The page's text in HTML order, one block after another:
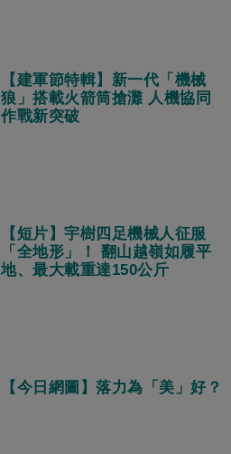
【建軍節特輯】新一代「機械
狼」搭載火箭筒搶灘 人機協同
作戰新突破
【短片】宇樹四足機械人征服
「全地形」！ 翻山越嶺如履平
地、最大載重達150公斤
【今日網圖】落力為「美」好？